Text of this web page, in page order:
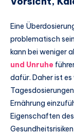
Eine
problematisch
kann bei weniger
und Unruhe
dafür. Daher ist
Ernährung
Eigenschaften